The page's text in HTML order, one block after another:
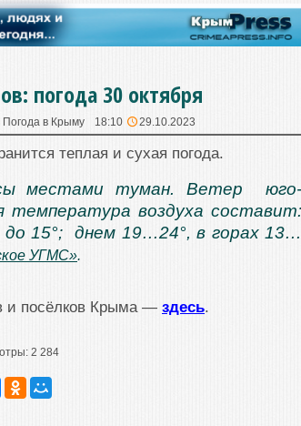
погода 30 октября
Погода в Крыму 18:10 29.10.2023
теплая и сухая погода.
местами туман. Ветер юго-
температура воздуха составит:
15°; днем 19…24°, в горах 13…
УГМС».
и посёлков Крыма — здесь.
2 284